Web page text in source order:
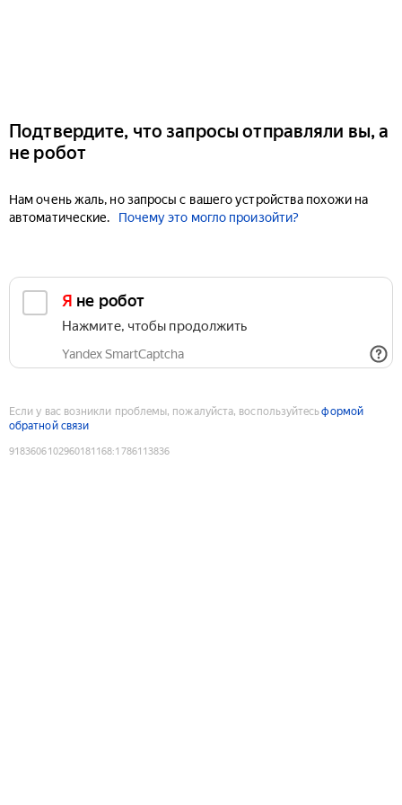
Подтвердите, что запросы отправляли вы, а
не робот
Нам очень жаль, но запросы с вашего устройства похожи на
автоматические.
Почему это могло произойти?
Я не робот
Нажмите, чтобы продолжить
Yandex SmartCaptcha
Если у вас возникли проблемы, пожалуйста, воспользуйтесьформой
обратной связи
9183606102960181168:1786113836